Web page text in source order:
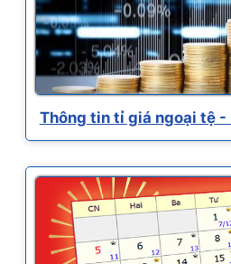
Thông tin tỉ giá ngoại tệ -